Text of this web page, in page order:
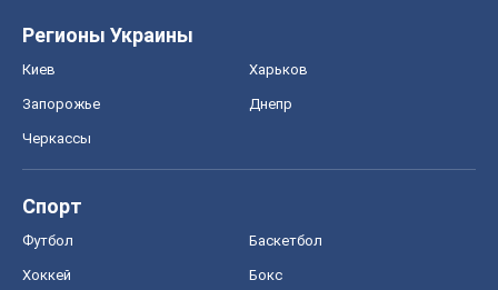
Регионы Украины
Киев Харьков
Запорожье Днепр
Черкассы
Спорт
Футбол Баскетбол
Хоккей Бокс